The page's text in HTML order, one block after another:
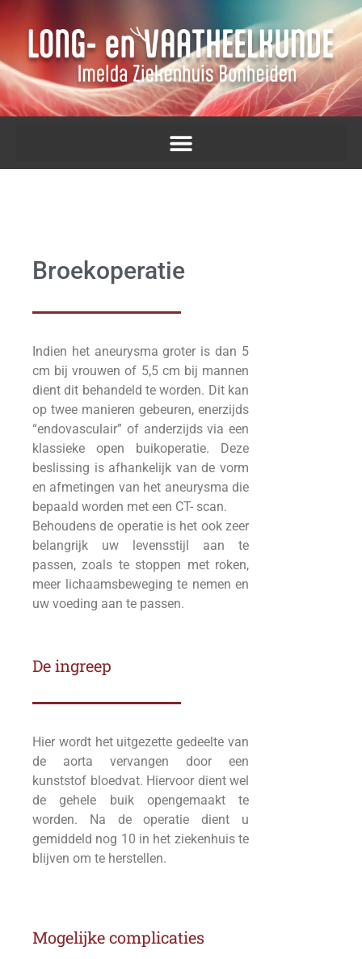
Broekoperatie
Indien het aneurysma groter is dan 5
cm bij vrouwen of 5,5 cm bij mannen
dient dit behandeld te worden. Dit kan
op twee manieren gebeuren, enerzijds
“endovasculair” of anderzijds via een
klassieke open buikoperatie. Deze
beslissing is afhankelijk van de vorm
en afmetingen van het aneurysma die
bepaald worden met een CT- scan.
Behoudens de operatie is het ook zeer
belangrijk uw levensstijl aan te
passen, zoals te stoppen met roken,
meer lichaamsbeweging te nemen en
uw voeding aan te passen.
De ingreep
Hier wordt het uitgezette gedeelte van
de aorta vervangen door een
kunststof bloedvat. Hiervoor dient wel
de gehele buik opengemaakt te
worden. Na de operatie dient u
gemiddeld nog 10 in het ziekenhuis te
blijven om te herstellen.
Mogelijke complicaties